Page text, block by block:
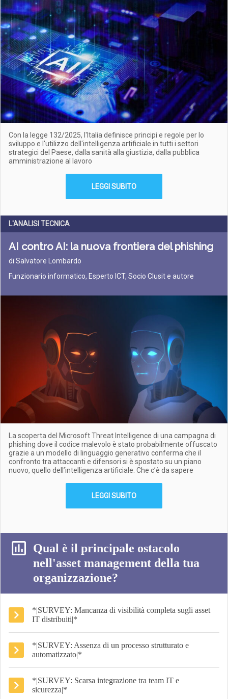
Con la legge 132/2025, l'Italia definisce principi e regole per lo
sviluppo e l'utilizzo dell'intelligenza artificiale in tutti i settori
strategici del Paese, dalla sanità alla giustizia, dalla pubblica
amministrazione al lavoro
LEGGI SUBITO
L'ANALISI TECNICA
AI contro AI: la nuova frontiera del phishing
di Salvatore Lombardo
Funzionario informatico, Esperto ICT, Socio Clusit e autore
La scoperta del Microsoft Threat Intelligence di una campagna di
phishing dove il codice malevolo è stato probabilmente offuscato
grazie a un modello di linguaggio generativo conferma che il
confronto tra attaccanti e difensori si è spostato su un piano
nuovo, quello dell’intelligenza artificiale. Che c’è da sapere
LEGGI SUBITO
Qual è il principale ostacolo
nell'asset management della tua
organizzazione?
*|SURVEY: Mancanza di visibilità completa sugli asset
IT distribuiti|*
*|SURVEY: Assenza di un processo strutturato e
automatizzato|*
*|SURVEY: Scarsa integrazione tra team IT e
sicurezza|*